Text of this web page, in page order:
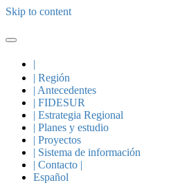
Skip to content
|
| Región
| Antecedentes
| FIDESUR
| Estrategia Regional
| Planes y estudio
| Proyectos
| Sistema de información
| Contacto |
Español